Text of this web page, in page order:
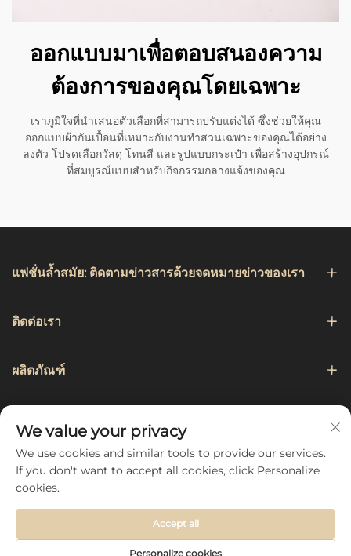
ออกแบบมาเพื่อตอบสนองความ
ต้องการของคุณโดยเฉพาะ
เราภูมิใจที่นำเสนอตัวเลือกที่สามารถปรับแต่งได้ ซึ่งช่วยให้คุณ
ออกแบบผ้ากันเปื้อนที่เหมาะกับงานทำสวนเฉพาะของคุณได้อย่าง
ลงตัว โปรดเลือกวัสดุ โทนสี และรูปแบบกระเป๋า เพื่อสร้างอุปกรณ์
ที่สมบูรณ์แบบสำหรับกิจกรรมกลางแจ้งของคุณ
แฟชั่นล้ำสมัย: ติดตามข่าวสารด้วยจดหมายข่าวของเรา
ติดต่อเรา
ผลิตภัณฑ์
ติดตามเรา
Copyright © 2026 by Hebei Chengji Textile Co., Ltd -
We value your privacy
We use cookies and similar tools to provide our services.
If you don't want to accept all cookies, click Personalize
cookies.
Personalize cookies
Accept all